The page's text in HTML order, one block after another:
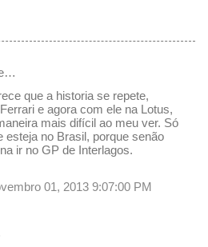
que a historia se repete,
e agora com ele na Lotus,
mais difícil ao meu ver. Só
esteja no Brasil, porque senão
ir no GP de Interlagos.
01, 2013 9:07:00 PM